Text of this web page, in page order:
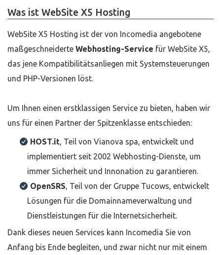
Was ist WebSite X5 Hosting
WebSite X5 Hosting ist der von Incomedia angebotene
maßgeschneiderte Webhosting-Service für WebSite X5,
das jene Kompatibilitätsanliegen mit Systemsteuerungen
und PHP-Versionen löst.
Um Ihnen einen erstklassigen Service zu bieten, haben wir
uns für einen Partner der Spitzenklasse entschieden:
HOST.it, Teil von Vianova spa, entwickelt und
implementiert seit 2002 Webhosting-Dienste, um
immer Sicherheit und Innonation zu garantieren.
OpenSRS, Teil von der Gruppe Tucows, entwickelt
Lösungen für die Domainnameverwaltung und
Dienstleistungen für die Internetsicherheit.
Dank dieses neuen Services kann Incomedia Sie von
Anfang bis Ende begleiten, und zwar nicht nur mit einem